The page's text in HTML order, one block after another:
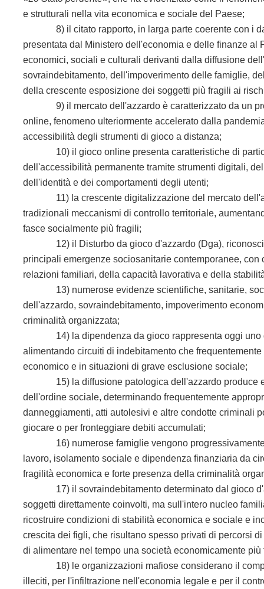
e strutturali nella vita economica e sociale del Paese;
8) il citato rapporto, in larga parte coerente con i
presentata dal Ministero dell'economia e delle finanze
economici, sociali e culturali derivanti dalla diffusione
sovraindebitamento, dell'impoverimento delle famiglie,
della crescente esposizione dei soggetti più fragili ai
9) il mercato dell'azzardo è caratterizzato da un
online, fenomeno ulteriormente accelerato dalla
accessibilità degli strumenti di gioco a distanza;
10) il gioco online presenta caratteristiche di
dell'accessibilità permanente tramite strumenti digitali,
dell'identità e dei comportamenti degli utenti;
11) la crescente digitalizzazione del mercato
tradizionali meccanismi di controllo territoriale,
fasce socialmente più fragili;
12) il Disturbo da gioco d'azzardo (Dga),
principali emergenze sociosanitarie contemporanee,
relazioni familiari, della capacità lavorativa e della
13) numerose evidenze scientifiche, sanitarie,
dell'azzardo, sovraindebitamento, impoverimento
criminalità organizzata;
14) la dipendenza da gioco rappresenta oggi uno
alimentando circuiti di indebitamento che
economico e in situazioni di grave esclusione sociale;
15) la diffusione patologica dell'azzardo produce
dell'ordine sociale, determinando frequentemente
danneggiamenti, atti autolesivi e altre condotte criminali
giocare o per fronteggiare debiti accumulati;
16) numerose famiglie vengono progressivamente
lavoro, isolamento sociale e dipendenza finanziaria da
fragilità economica e forte presenza della criminalità
17) il sovraindebitamento determinato dal gioco
soggetti direttamente coinvolti, ma sull'intero nucleo
ricostruire condizioni di stabilità economica e sociale e
crescita dei figli, che risultano spesso privati di percorsi
di alimentare nel tempo una società economicamente
18) le organizzazioni mafiose considerano il
illeciti, per l'infiltrazione nell'economia legale e per il